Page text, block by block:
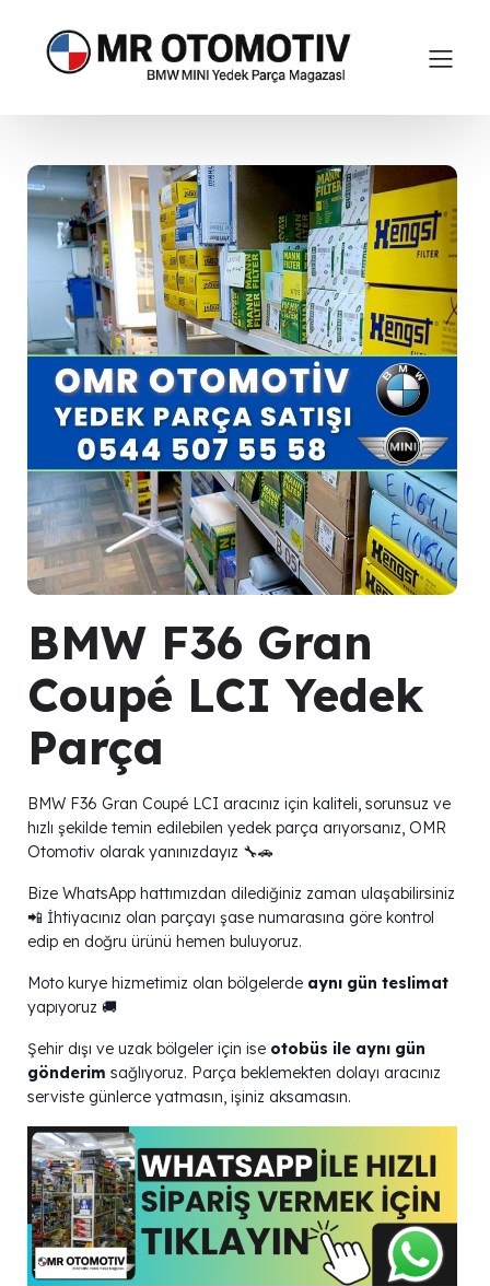
BMW F36 Gran
Coupé LCI Yedek
Parça
BMW F36 Gran Coupé LCI aracınız için kaliteli, sorunsuz ve
hızlı şekilde temin edilebilen yedek parça arıyorsanız, OMR
Otomotiv olarak yanınızdayız 🔧🚗
Bize WhatsApp hattımızdan dilediğiniz zaman ulaşabilirsiniz
📲 İhtiyacınız olan parçayı şase numarasına göre kontrol
edip en doğru ürünü hemen buluyoruz.
Moto kurye hizmetimiz olan bölgelerde aynı gün teslimat
yapıyoruz 🚚
Şehir dışı ve uzak bölgeler için ise otobüs ile aynı gün
gönderim sağlıyoruz. Parça beklemekten dolayı aracınız
serviste günlerce yatmasın, işiniz aksamasın.